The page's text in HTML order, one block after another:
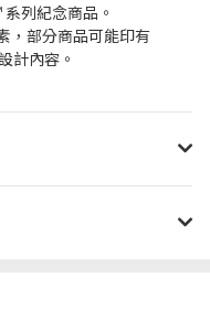
列紀念商品。
，部分商品可能印有
計內容。